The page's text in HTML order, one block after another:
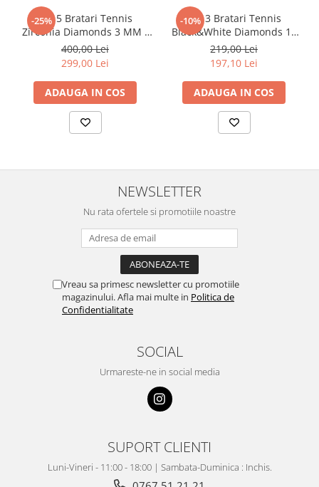
-25%
Set 5 Bratari Tennis
Zirconia Diamonds 3 MM /
19.5 CM
400,00 Lei
299,00 Lei
ADAUGA IN COS
-10%
Set 3 Bratari Tennis
Black&White Diamonds 19
CM
219,00 Lei
197,10 Lei
ADAUGA IN COS
NEWSLETTER
Nu rata ofertele si promotiile noastre
Vreau sa primesc newsletter cu promotiile
magazinului. Afla mai multe in Politica de
Confidentialitate
SOCIAL
Urmareste-ne in social media
SUPORT CLIENTI
Luni-Vineri - 11:00 - 18:00 | Sambata-Duminica : Inchis.